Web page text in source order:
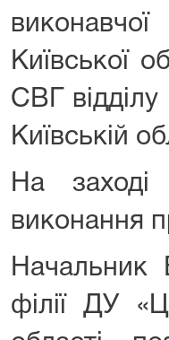
Київської
СВГ
Київській
На
виконання
Начальник
філії ДУ